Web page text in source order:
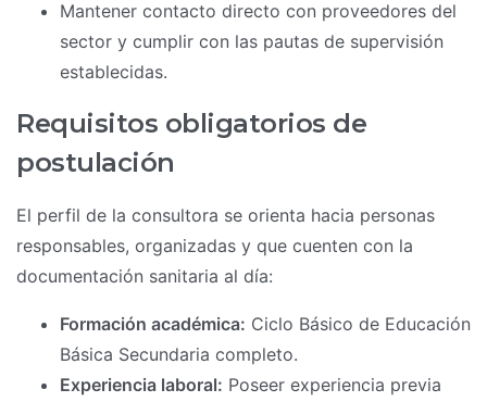
Mantener contacto directo con proveedores del
sector y cumplir con las pautas de supervisión
establecidas.
Requisitos obligatorios de
postulación
El perfil de la consultora se orienta hacia personas
responsables, organizadas y que cuenten con la
documentación sanitaria al día:
Formación académica: Ciclo Básico de Educación
Básica Secundaria completo.
Experiencia laboral: Poseer experiencia previa